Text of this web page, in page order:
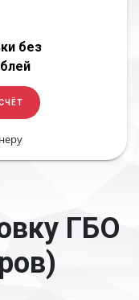
без
ГБО